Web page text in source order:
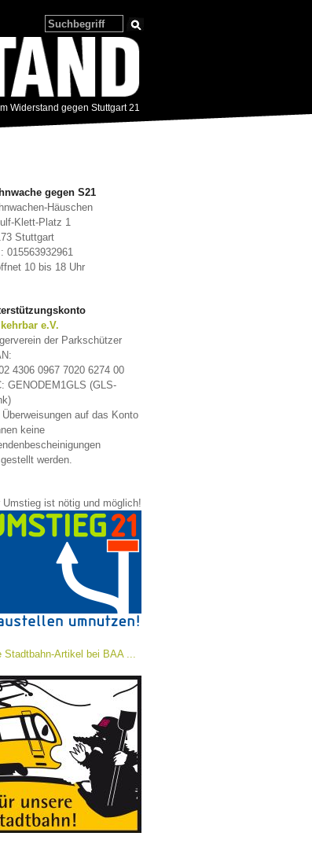
Widerstand gegen Stuttgart 21
gegen S21
Häuschen
Klett-Platz 1
Stuttgart
015563932961
10 bis 18 Uhr
e.V.
der Parkschützer
4306 0967 7020 6274 00
GENODEM1GLS (GLS-
Überweisungen auf das Konto
keine
werden.
Umstieg ist nötig und möglich!
Stadtbahn-Artikel bei BAA ...